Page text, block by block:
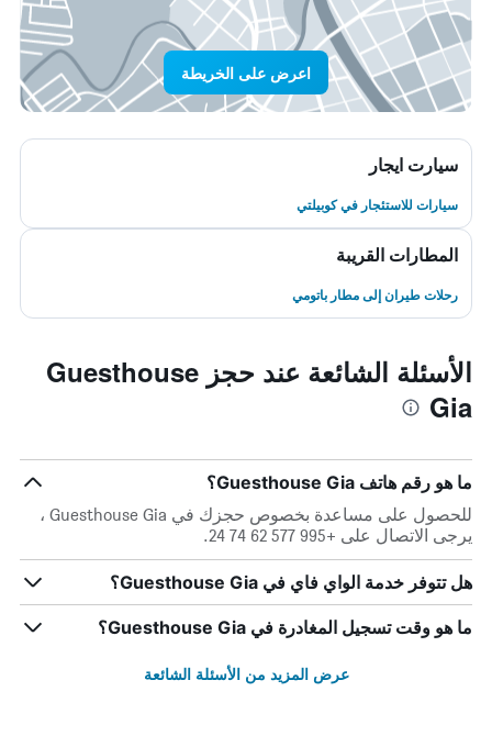
اعرض على الخريطة
سيارت ايجار
سيارات للاستئجار في كوبيلتي
المطارات القريبة
رحلات طيران إلى مطار باتومي
الأسئلة الشائعة عند حجز Guesthouse
Gia
ما هو رقم هاتف Guesthouse Gia؟
للحصول على مساعدة بخصوص حجزك في Guesthouse Gia ،
يرجى الاتصال على +995 577 62 74 24.
هل تتوفر خدمة الواي فاي في Guesthouse Gia؟
ما هو وقت تسجيل المغادرة في Guesthouse Gia؟
عرض المزيد من الأسئلة الشائعة